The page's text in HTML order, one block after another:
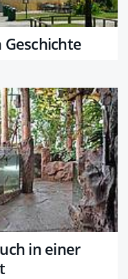
in einer